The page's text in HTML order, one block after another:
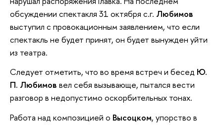
обсуждении спектакля 31 октября с.г. Любимов
выступил с провокационным заявлением, что если
спектакль не будет принят, он будет вынужден уйти
из театра.
Следует отметить, что во время встреч и бесед Ю.
П. Любимов вел себя вызывающе, пытался вести
разговор в недопустимо оскорбительных тонах.
Работа над композицией о Высоцком, упорство в